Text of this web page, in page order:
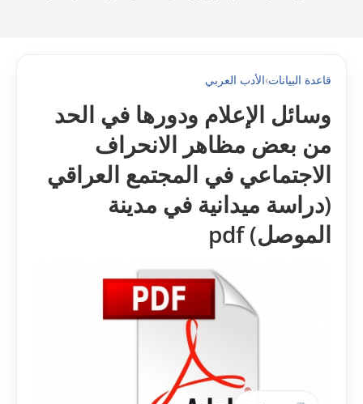
قاعدة البيانات›الأدب العربي
وسائل الإعلام ودورها في الحد
من بعض مظاهر الانحراف
الاجتماعي في المجتمع العراقي
(دراسة ميدانية في مدينة
الموصل) pdf